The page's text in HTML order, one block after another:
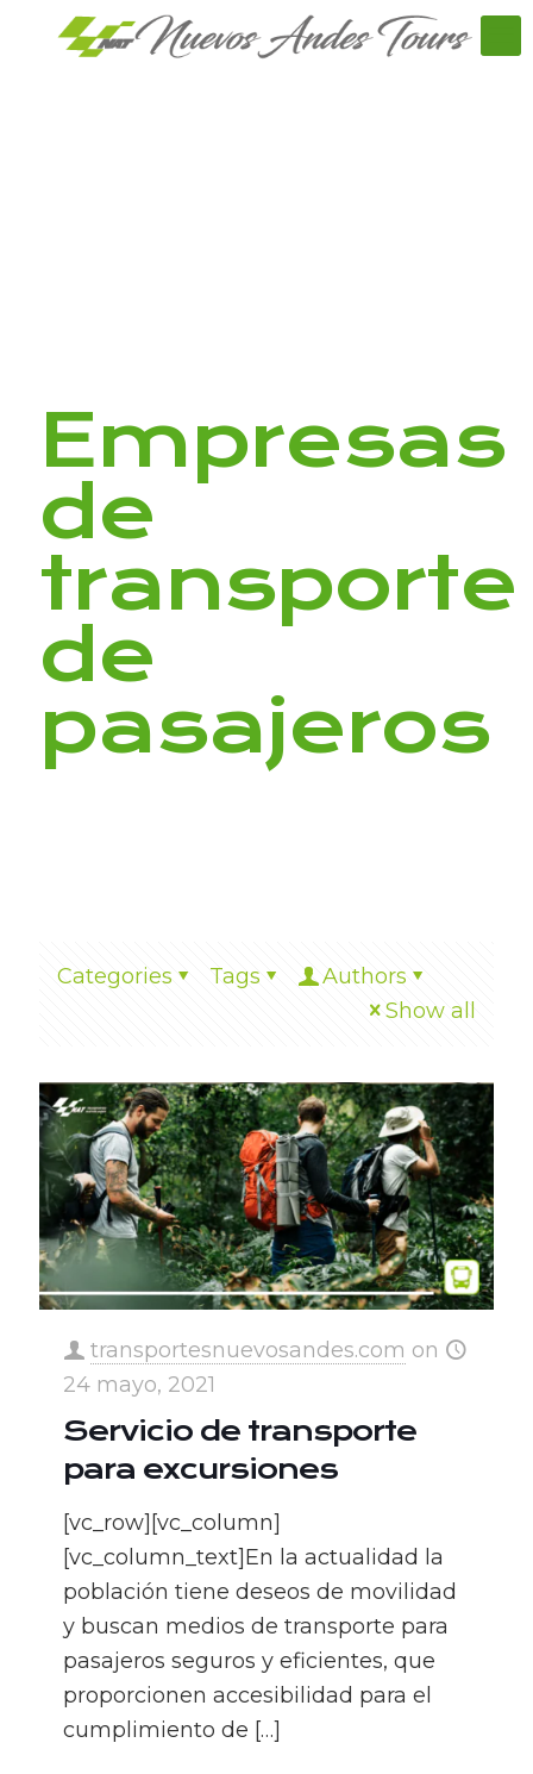
Empresas
de
transporte
de
pasajeros
Categories Tags
Authors
Show all
transportesnuevosandes.com on
24 mayo, 2021
Servicio de transporte
para excursiones
[vc_row][vc_column]
[vc_column_text]En la actualidad la
población tiene deseos de movilidad
y buscan medios de transporte para
pasajeros seguros y eficientes, que
proporcionen accesibilidad para el
cumplimiento de […]